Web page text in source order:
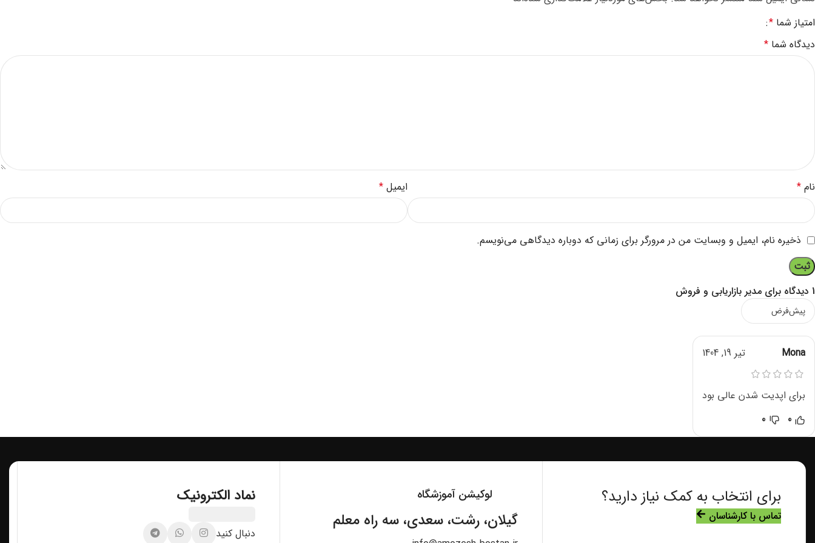
1 دیدگاه برای مدیر بازاریابی و فروش
Mona تیر 19, 1404
برای اپدیت شدن عالی بود
0
0
امتیاز شما *
دیدگاه شما *
نام * ایمیل *
ذخیره نام، ایمیل و وبسایت من در مرورگر برای زمانی که دوباره دیدگاهی می‌نویسم.
برای انتخاب به کمک نیاز دارید؟
تماس با کارشناسان
لوکیشن آموزشگاه
گیلان، رشت، سعدی، سه راه معلم
نماد الکترونیک
دنبال کنید